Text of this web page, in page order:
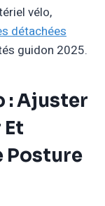
vélo,
détachées
guidon 2025.
: Ajuster
Posture